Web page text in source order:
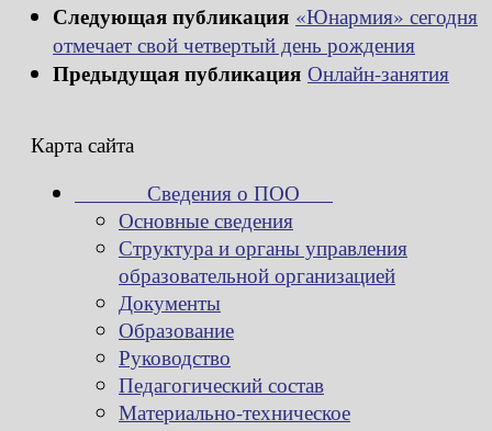
Следующая публикация «Юнармия» сегодня
отмечает свой четвертый день рождения
Предыдущая публикация Онлайн-занятия
Карта сайта
Сведения о ПОО
Основные сведения
Структура и органы управления
образовательной организацией
Документы
Образование
Руководство
Педагогический состав
Материально-техническое